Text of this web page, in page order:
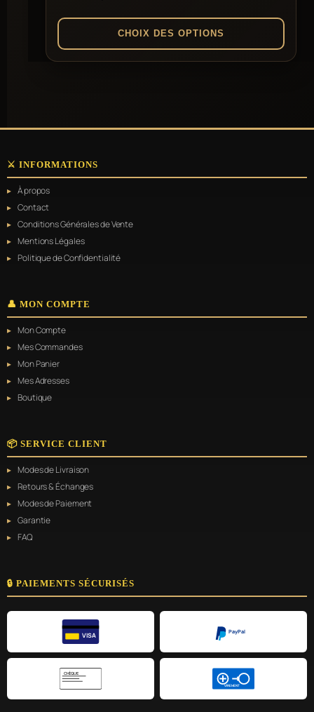
23,00 €
à
CHOIX DES OPTIONS
Les
être
choisies
sur
la
du
produit
⚔️ INFORMATIONS
À propos
Contact
Conditions Générales de Vente
Mentions Légales
Politique de Confidentialité
👤 MON COMPTE
Mon Compte
Mes Commandes
Mon Panier
Mes Adresses
Boutique
📦 SERVICE CLIENT
Modes de Livraison
Retours & Échanges
Modes de Paiement
Garantie
FAQ
🔒 PAIEMENTS SÉCURISÉS
VISA
PayPal
CHÈQUE
VIREMENT